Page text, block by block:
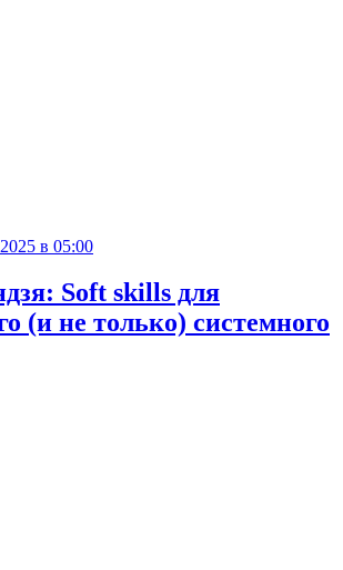
в 05:00
Soft skills для
(и не только) системного